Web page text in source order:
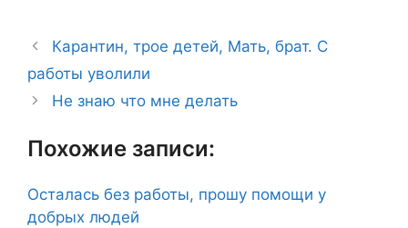
Карантин, трое детей, Мать, брат. С
работы уволили
Не знаю что мне делать
Похожие записи:
Осталась без работы, прошу помощи у
добрых людей